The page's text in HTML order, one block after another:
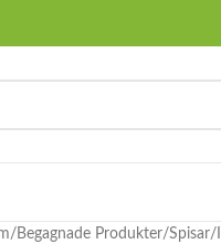
Begagnade Produkter Spisar